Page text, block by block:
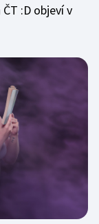
:D objeví v